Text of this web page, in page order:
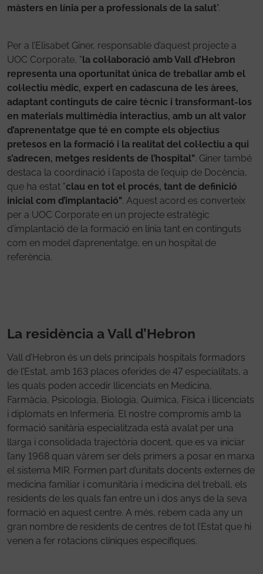
màsters en línia per a professionals de la salut".
Per a l’Elisabet Giner, responsable d’aquest projecte a
UOC Corporate, "la col·laboració amb Vall d’Hebron
representa una oportunitat única de treballar amb el
col·lectiu mèdic, expert en cadascuna de les àrees,
adaptant continguts de caire tècnic i transformant-los
en materials multimèdia interactius, amb un alt valor
d’aprenentatge que té en compte els objectius
pretesos en la formació i la realitat del col·lectiu a qui
s’adrecen, metges residents de l’hospital". Giner també
destaca la coordinació i l’aposta de l’equip de Docència,
que ha estat "clau en tot el procés, tant de definició
inicial com d’implantació". Aquest acord es converteix
per a UOC Corporate en un projecte estratègic
d’implantació de la formació en línia tant en continguts
com en model d’aprenentatge, en un hospital de
referència.
La residència a Vall d’Hebron
Vall d’Hebron és un dels principals hospitals formadors
de l’Estat, amb 163 places oferides de 47 especialitats, a
les quals poden accedir llicenciats en Medicina,
Farmàcia, Psicologia, Biologia, Química, Física i llicenciats
i diplomats en Infermeria. El nostre compromís amb la
formació sanitària especialitzada està avalat per una
llarga i consolidada trajectòria docent, que es va iniciar
l’any 1968 quan vàrem ser dels primers a posar en marxa
el sistema MIR. Formen part d’unitats docents externes de
medicina familiar i comunitària i medicina del treball, els
residents de les quals fan entre un i dos anys de la seva
formació en aquest centre. A més, rebem cada any un
gran nombre de residents de centres de tot l’Estat que hi
venen a fer rotacions clíniques específiques.